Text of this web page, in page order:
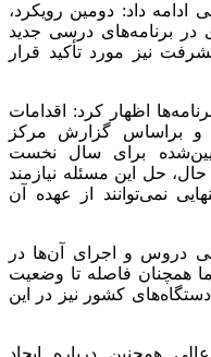
ادامه داد: دومین رویکرد،
در برنامه‌های درسی جدید
هفتم پیشرفت نیز مورد تأکید قرار
اظهار کرد: اقدامات
و براساس گزارش مرکز
برای سال نخست
حل این مسئله نیازمند
نمی‌توانند از عهده آن
دروس و اجرای آن‌ها در
همچنان فاصله تا وضعیت
کشور نیز در این
همچنین درباره ایجاد